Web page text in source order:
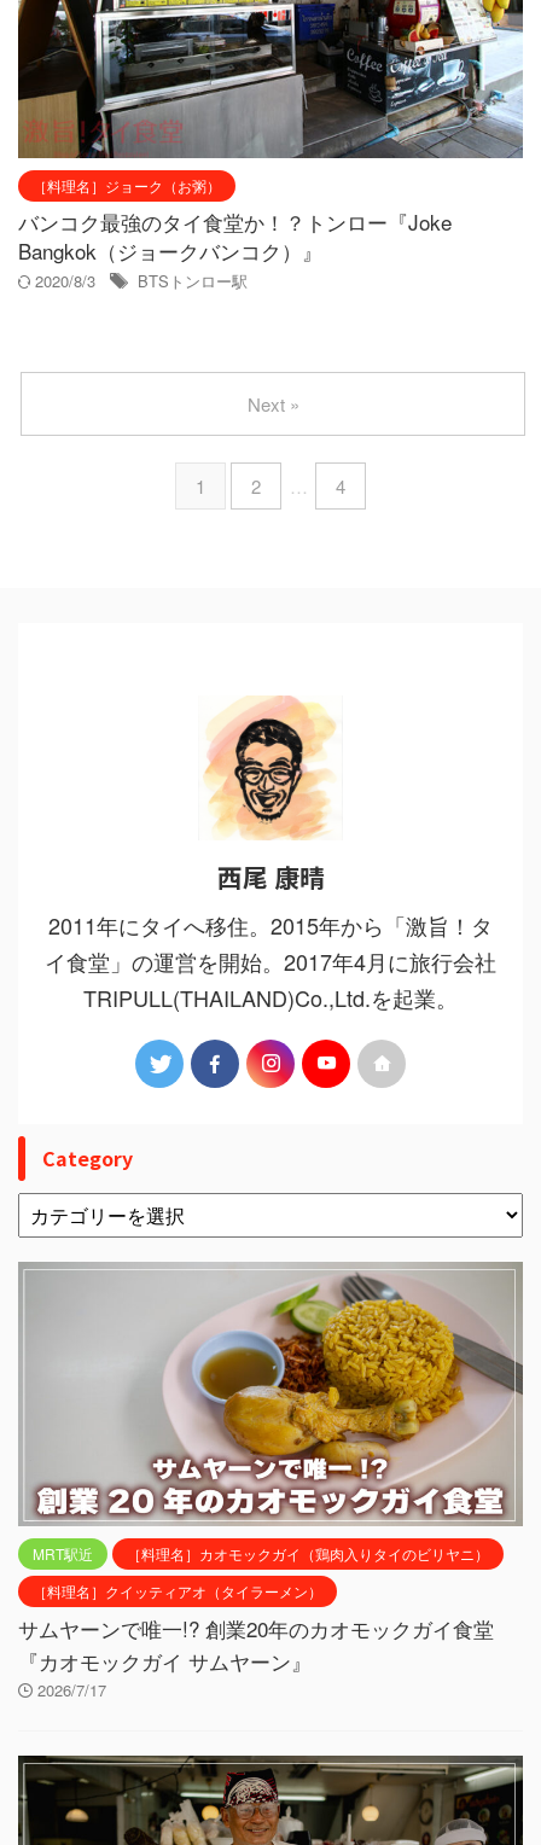
［料理名］ジョーク（お粥）
バンコク最強のタイ食堂か！？トンロー『Joke
Bangkok（ジョークバンコク）』
2020/8/3 BTSトンロー駅
1 2 … 4
Next »
西尾 康晴
2011年にタイへ移住。2015年から「激旨！タ
イ食堂」の運営を開始。2017年4月に旅行会社
TRIPULL(THAILAND)Co.,Ltd.を起業。
Category
MRT駅近
［料理名］カオモックガイ（鶏肉入りタイのビリヤニ）
［料理名］クイッティアオ（タイラーメン）
サムヤーンで唯一!? 創業20年のカオモックガイ食堂
『カオモックガイ サムヤーン』
2026/7/17